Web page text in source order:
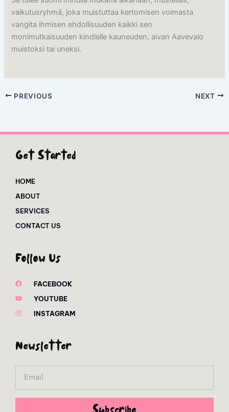
vaikutusryhmä, joka muistuttaa kertomisen voimasta
vangita ihmisen ehdollisuuden kaikki sen
monimutkaisuuden kindlelle kauneuden, aivan Aavevalo
muistoksi tai uneksi.
PREVIOUS NEXT
Get Started
HOME
ABOUT
SERVICES
CONTACT US
Follow Us
FACEBOOK
YOUTUBE
INSTAGRAM
Newsletter